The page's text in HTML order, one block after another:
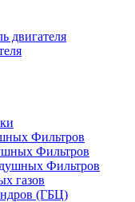
двигателя
Фильтров
Фильтров
Фильтров
газов
(ГБЦ)